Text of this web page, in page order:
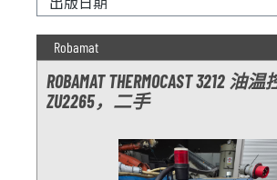
Robamat
ROBAMAT THERMOCAST 3212 油
ZU2265，二手